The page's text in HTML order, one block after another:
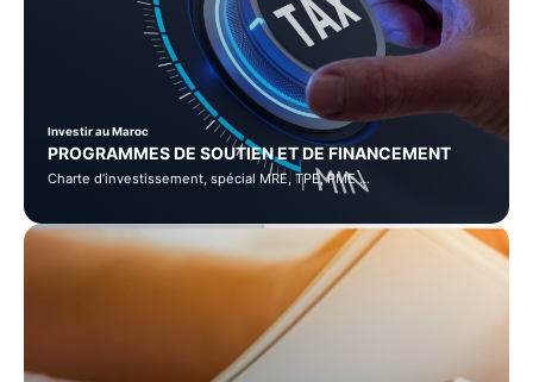
Investir au Maroc
PROGRAMMES DE SOUTIEN ET DE FINANCEMENT
Charte d’investissement, spécial MRE, TPE, PME …